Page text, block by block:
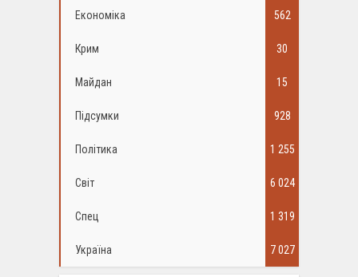
Економіка 562
Крим 30
Майдан 15
Підсумки 928
Політика 1 255
Світ 6 024
Спец 1 319
Україна 7 027